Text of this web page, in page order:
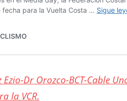
Ezio-Dr Orozco-BCT-Cable
la VCR.